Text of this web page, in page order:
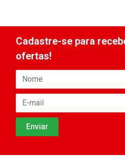
Cadastre-se para
ofertas!